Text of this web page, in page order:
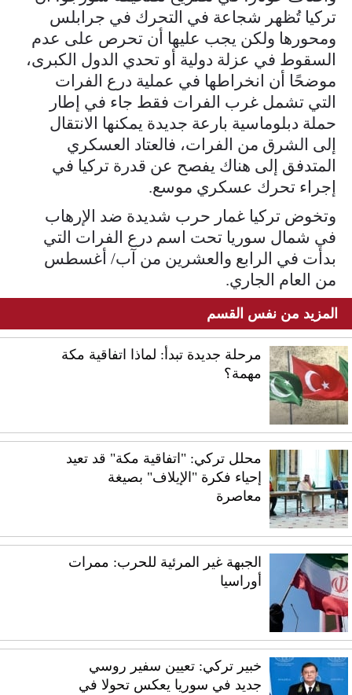
تركيا تُظهر شجاعة في التحرك في جرابلس
ومحورها ولكن يجب عليها أن تحرص على عدم
السقوط في عزلة دولية أو تحدي الدول الكبرى،
موضحًا أن انخراطها في عملية درع الفرات
التي تشمل غرب الفرات فقط جاء في إطار
حملة دبلوماسية بارعة جديدة يمكنها الانتقال
إلى الشرق من الفرات، فالعتاد العسكري
المتدفق إلى هناك يفصح عن قدرة تركيا في
إجراء تحرك عسكري موسع.
وتخوض تركيا غمار حرب شديدة ضد الإرهاب
في شمال سوريا تحت اسم درع الفرات التي
بدأت في الرابع والعشرين من آب/ أغسطس
من العام الجاري.
المزيد من نفس القسم
مرحلة جديدة تبدأ: لماذا اتفاقية مكة
مهمة؟
محلل تركي: "اتفاقية مكة" قد تعيد
إحياء فكرة "الإيلاف" بصيغة
معاصرة
الجبهة غير المرئية للحرب: ممرات
أوراسيا
خبير تركي: تعيين سفير روسي
جديد في سوريا يعكس تحولا في